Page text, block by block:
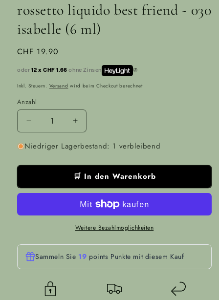
rossetto liquido best friend - 030
isabelle (6 ml)
Normaler
CHF 19.90
oder 12 x CHF 1.66ohne Zinsen
Inkl. Steuern. Versand wird beim Checkout berechnet
Anzahl
Anzahl
Verringere
die
Menge
rossetto
best
030
ml)
Erhöhe
die
Menge
rossetto
liquido
best
030
isabelle
ml)
Niedriger Lagerbestand: 1 verbleibend
🛒 In den Warenkorb
Weitere Bezahlmöglichkeiten
Sammeln Sie 19 points Punkte mit diesem Kauf